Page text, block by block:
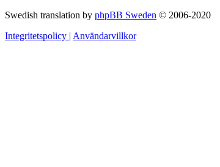
Swedish translation by phpBB Sweden © 2006-2020
Integritetspolicy | Användarvillkor